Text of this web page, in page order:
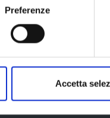
Preferenze
Accetta